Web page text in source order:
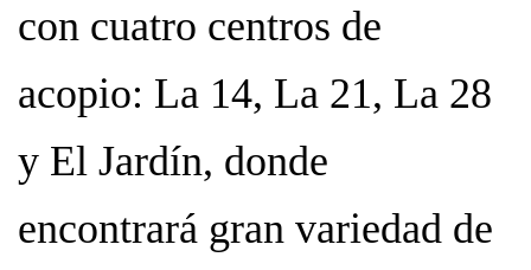
con cuatro centros de
acopio: La 14, La 21, La 28
y El Jardín, donde
encontrará gran variedad de